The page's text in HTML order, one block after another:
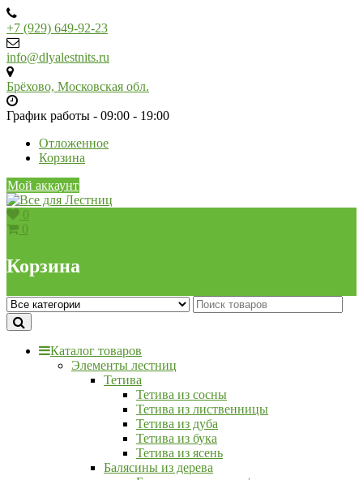
Skip
to
content
+7 (929) 649-92-23
info@dlyalestnits.ru
Брёхово, Московская обл.
График работы - 09:00 - 19:00
Отложенное
Корзина
Мой аккаунт
0
0
Корзина
Каталог товаров
Элементы лестниц
Тетива
Тетива из сосны
Тетива из лиственницы
Тетива из дуба
Тетива из бука
Тетива из ясень
Балясины из дерева